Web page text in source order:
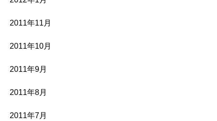
2011年11月
2011年10月
2011年9月
2011年8月
2011年7月